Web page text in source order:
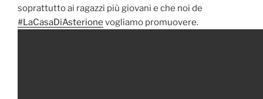
soprattutto ai ragazzi più giovani e che noi de
#LaCasaDiAsterione vogliamo promuovere.